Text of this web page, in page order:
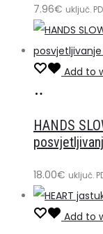
7.96€ uključ.
Add to
košaricu
HANDS
18.00€ uključ.
Add to